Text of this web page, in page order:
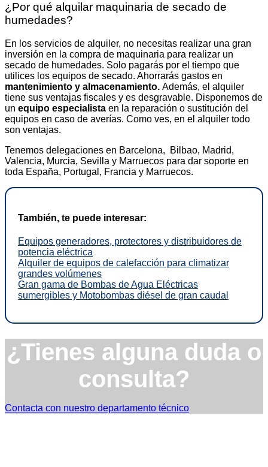
¿Por qué alquilar maquinaria de secado de
humedades?
En los servicios de alquiler, no necesitas realizar una gran
inversión en la compra de maquinaria para realizar un
secado de humedades. Solo pagarás por el tiempo que
utilices los equipos de secado. Ahorrarás gastos en
mantenimiento y almacenamiento. Además, el alquiler
tiene sus ventajas fiscales y es desgravable. Disponemos de
un equipo especialista en la reparación o sustitución del
equipos en caso de averías. Como ves, en el alquiler todo
son ventajas.
Tenemos delegaciones en Barcelona, Bilbao, Madrid,
Valencia, Murcia, Sevilla y Marruecos para dar soporte en
toda España, Portugal, Francia y Marruecos.
También, te puede interesar:
Equipos generadores, protectores y distribuidores de
potencia eléctrica
Alquiler de equipos de calefacción para climatizar
grandes volúmenes
Gran gama de Bombas de Agua Eléctricas
sumergibles y Motobombas diésel de gran caudal
¿Tienes alguna duda o
consulta?
Contacta con nuestro departamento técnico